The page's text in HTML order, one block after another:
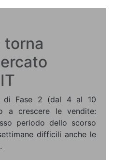
torna
di Fase 2 (dal 4 al 10
a crescere le vendite:
periodo dello scorso
difficili anche le